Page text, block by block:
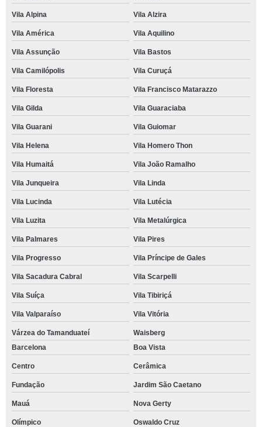
Vila Alpina Vila Alzira
Vila América Vila Aquilino
Vila Assunção Vila Bastos
Vila Camilópolis Vila Curuçá
Vila Floresta Vila Francisco Matarazzo
Vila Gilda Vila Guaraciaba
Vila Guarani Vila Guiomar
Vila Helena Vila Homero Thon
Vila Humaitá Vila João Ramalho
Vila Junqueira Vila Linda
Vila Lucinda Vila Lutécia
Vila Luzita Vila Metalúrgica
Vila Palmares Vila Pires
Vila Progresso Vila Príncipe de Gales
Vila Sacadura Cabral Vila Scarpelli
Vila Suíça Vila Tibiriçá
Vila Valparaíso Vila Vitória
Várzea do Tamanduateí
Waisberg
Barcelona
Boa Vista
Centro Cerâmica
Fundação Jardim São Caetano
Mauá Nova Gerty
Olímpico Oswaldo Cruz